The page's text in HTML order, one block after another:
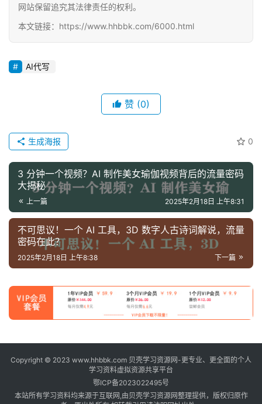
启
童
网站保留追究其法律责任的权利。
本文链接：https://www.hhbbk.com/6000.html
AI代写
赞 (0)
0
生成海报
3 分钟一个视频？AI 制作美女瑜伽视频背后的流量密码
大揭秘
上一篇 2025年2月18日 上午8:31
不可思议！一个 AI 工具，3D 数字人古诗词解说，流量
密码在此？
下一篇
2025年2月18日 上午8:38
Copyright © 2023 www.hhbbk.com 贝壳学习资源网-更专业、更全面的个人
学习资料虚拟资源共享平台
鄂ICP备2023022495号
本站所有学习资料均来源于互联网,由贝壳学习资源网整理提供，版权归原作